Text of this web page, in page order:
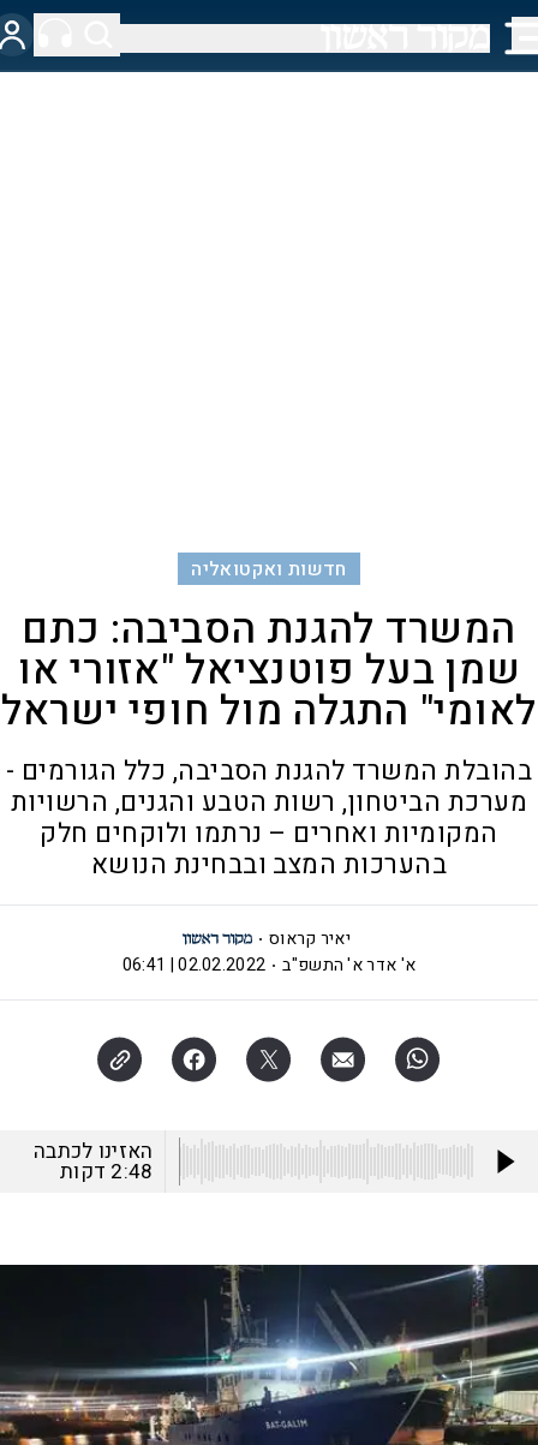
חדשות ואקטואליה
המשרד להגנת הסביבה: כתם
שמן בעל פוטנציאל "אזורי או
לאומי" התגלה מול חופי ישראל
בהובלת המשרד להגנת הסביבה, כלל הגורמים -
מערכת הביטחון, רשות הטבע והגנים, הרשויות
המקומיות ואחרים – נרתמו ולוקחים חלק
בהערכות המצב ובבחינת הנושא
יאיר קראוס
א' אדר א' התשפ"ב
02.02.2022 | 06:41
האזינו לכתבה
2:48 דקות